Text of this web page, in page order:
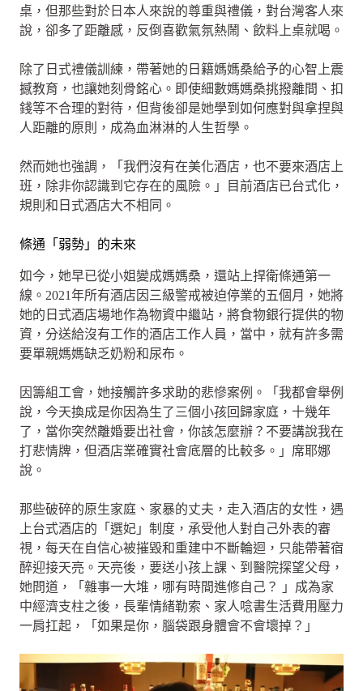
桌，但那些對於日本人來說的尊重與禮儀，對台灣客人來
說，卻多了距離感，反倒喜歡氣氛熱鬧、飲料上桌就喝。
除了日式禮儀訓練，帶著她的日籍媽媽桑給予的心智上震
撼教育，也讓她刻骨銘心。即使細數媽媽桑挑撥離間、扣
錢等不合理的對待，但背後卻是她學到如何應對與拿捏與
人距離的原則，成為血淋淋的人生哲學。
然而她也強調，「我們沒有在美化酒店，也不要來酒店上
班，除非你認識到它存在的風險。」目前酒店已台式化，
規則和日式酒店大不相同。
條通「弱勢」的未來
如今，她早已從小姐變成媽媽桑，還站上捍衛條通第一
線。2021年所有酒店因三級警戒被迫停業的五個月，她將
她的日式酒店場地作為物資中繼站，將食物銀行提供的物
資，分送給沒有工作的酒店工作人員，當中，就有許多需
要單親媽媽缺乏奶粉和尿布。
因籌組工會，她接觸許多求助的悲慘案例。「我都會舉例
說，今天換成是你因為生了三個小孩回歸家庭，十幾年
了，當你突然離婚要出社會，你該怎麼辦？不要講說我在
打悲情牌，但酒店業確實社會底層的比較多。」席耶娜
說。
那些破碎的原生家庭、家暴的丈夫，走入酒店的女性，遇
上台式酒店的「選妃」制度，承受他人對自己外表的審
視，每天在自信心被摧毀和重建中不斷輪迴，只能帶著宿
醉迎接天亮。天亮後，要送小孩上課、到醫院探望父母，
她問道，「雜事一大堆，哪有時間進修自己？ 」成為家
中經濟支柱之後，長輩情緒勒索、家人唸書生活費用壓力
一肩扛起，「如果是你，腦袋跟身體會不會壞掉？」